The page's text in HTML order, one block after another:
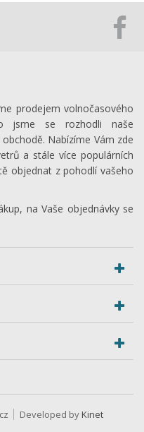
prodejem volnočasového
jsme se rozhodli naše
Nabízíme Vám zde
a stále více populárních
objednat z pohodlí vašeho
na Vaše objednávky se
Developed by Kinet